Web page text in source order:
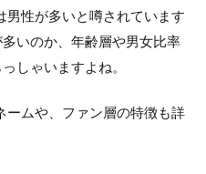
男性が多いと噂されています
いのか、年齢層や男女比率
しゃいますよね。
ムや、ファン層の特徴も詳